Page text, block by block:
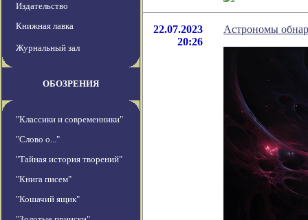
Издательство
Книжная лавка
Журнальный зал
ОБОЗРЕНИЯ
"Классики и современники"
"Слово о..."
"Тайная история творений"
"Книга писем"
"Кошачий ящик"
22.07.2023
20:26
Астрономы